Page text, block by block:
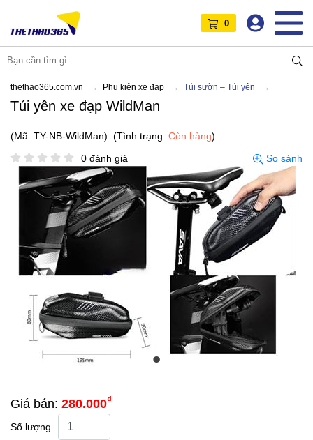
0
thethao365.com.vn Phụ kiện xe đạp Túi sườn – Túi yên
Túi yên xe đạp WildMan
(Mã: TY-NB-WildMan) (Tình trạng: Còn hàng)
0 đánh giá
So sánh
Giá bán: 280.000₫
Số lượng